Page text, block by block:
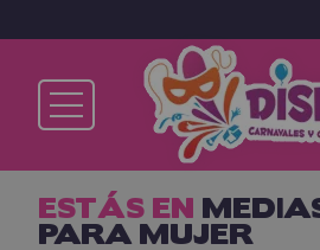
Ya soy
ESTÁS EN
PARA MUJER